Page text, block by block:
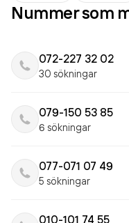
Nummer som
072-227 32 02
30 sökningar
079-150 53 85
6 sökningar
077-071 07 49
5 sökningar
010-101 74 55